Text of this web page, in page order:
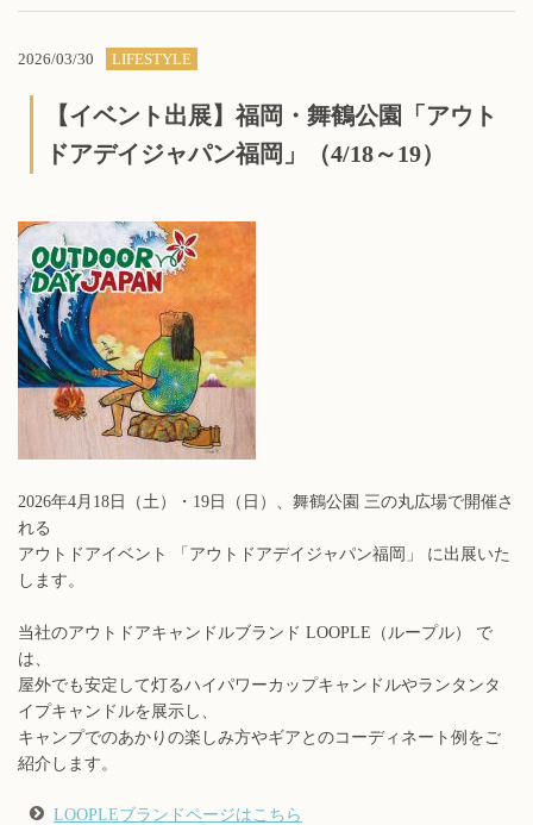
2026/03/30 LIFESTYLE
【イベント出展】福岡・舞鶴公園「アウト
ドアデイジャパン福岡」（4/18～19）
2026年4月18日（土）・19日（日）、舞鶴公園 三の丸広場で開催さ
れる
アウトドアイベント 「アウトドアデイジャパン福岡」 に出展いた
します。
当社のアウトドアキャンドルブランド LOOPLE（ループル） で
は、
屋外でも安定して灯るハイパワーカップキャンドルやランタンタ
イプキャンドルを展示し、
キャンプでのあかりの楽しみ方やギアとのコーディネート例をご
紹介します。
LOOPLEブランドページはこちら